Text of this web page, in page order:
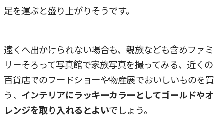
足を運ぶと盛り上がりそうです。
遠くへ出かけられない場合も、親族なども含めファミ
リーそろって写真館で家族写真を撮ってみる、近くの
百貨店でのフードショーや物産展でおいしいものを買
う、 インテリアにラッキーカラーとしてゴールドやオ
レンジを取り入れるとよいでしょう。